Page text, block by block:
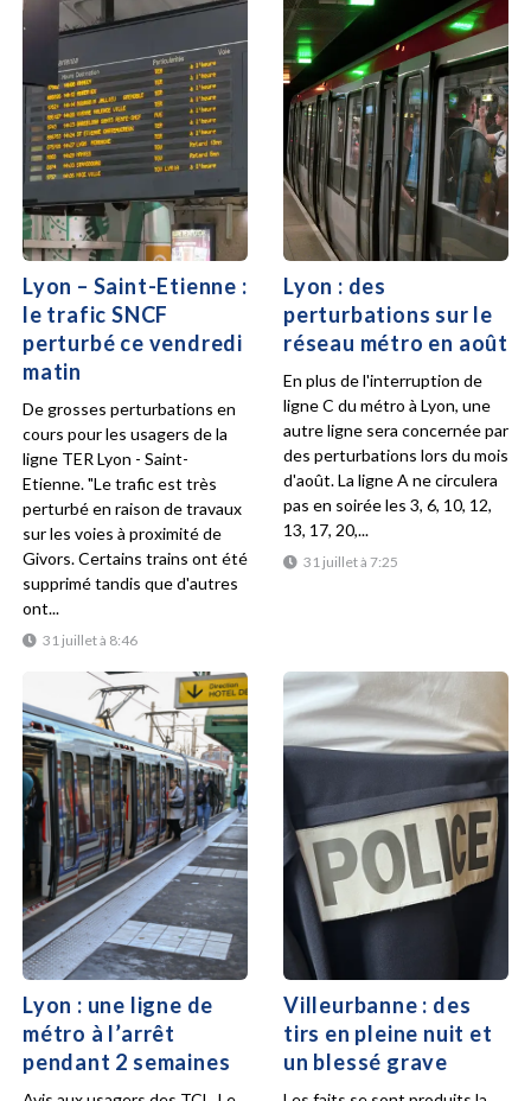
Lyon – Saint-Etienne :
le trafic SNCF
perturbé ce vendredi
matin
31 juillet à 8:46
De grosses perturbations en
cours pour les usagers de la
ligne TER Lyon - Saint-
Etienne. "Le trafic est très
perturbé en raison de travaux
sur les voies à proximité de
Givors. Certains trains ont été
supprimé tandis que d'autres
ont...
Lyon : des
perturbations sur le
réseau métro en août
31 juillet à 7:25
En plus de l'interruption de
ligne C du métro à Lyon, une
autre ligne sera concernée par
des perturbations lors du mois
d'août. La ligne A ne circulera
pas en soirée les 3, 6, 10, 12,
13, 17, 20,...
Lyon : une ligne de
métro à l’arrêt
pendant 2 semaines
Villeurbanne : des
tirs en pleine nuit et
un blessé grave